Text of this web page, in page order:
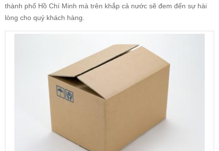
thành phố Hồ Chí Minh mà trên khắp cả nước sẽ đem đến sự hài
lòng cho quý khách hàng.